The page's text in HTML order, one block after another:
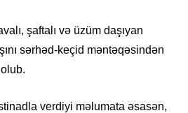
şaftalı və üzüm daşıyan
sərhəd-keçid məntəqəsindən
verdiyi məlumata əsasən,